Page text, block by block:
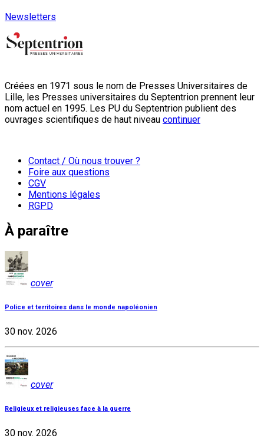
Newsletters
Créées en 1971 sous le nom de Presses Universitaires de
Lille, les Presses universitaires du Septentrion prennent leur
nom actuel en 1995. Les PU du Septentrion publient des
ouvrages scientifiques de haut niveau continuer
Contact / Où nous trouver ?
Foire aux questions
CGV
Mentions légales
RGPD
À paraître
cover
Police et territoires dans le monde napoléonien
30 nov. 2026
cover
Religieux et religieuses face à la guerre
30 nov. 2026